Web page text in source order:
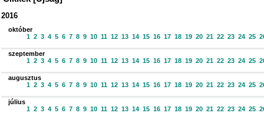
2016
október
1 2 3 4 5 6 7 8 9 10 11 12 13 14 15 16 17 18 19 20 21 22 23 24 25
szeptember
1 2 3 4 5 6 7 8 9 10 11 12 13 14 15 16 17 18 19 20 21 22 23 24 25
augusztus
1 2 3 4 5 6 7 8 9 10 11 12 13 14 15 16 17 18 19 20 21 22 23 24 25
július
1 2 3 4 5 6 7 8 9 10 11 12 13 14 15 16 17 18 19 20 21 22 23 24 25